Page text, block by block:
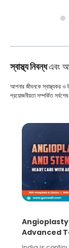
স্বাস্থ্য নিবন্ধএবং
আপনার জীবনকে স্বাস্থ্যকর ও
প্রয়োজনীয়তা সম্পর্কিত
with
5